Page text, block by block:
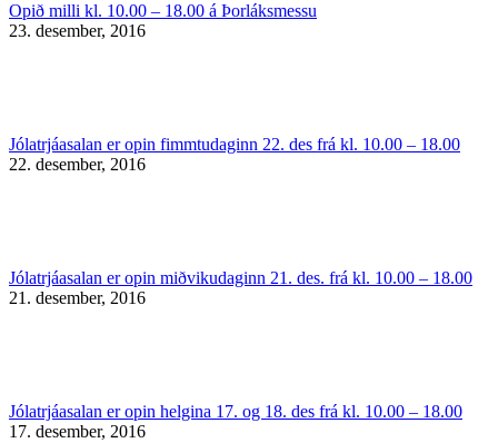
Opið milli kl. 10.00 – 18.00 á Þorláksmessu
23. desember, 2016
Jólatrjáasalan er opin fimmtudaginn 22. des frá kl. 10.00 – 18.00
22. desember, 2016
Jólatrjáasalan er opin miðvikudaginn 21. des. frá kl. 10.00 – 18.00
21. desember, 2016
Jólatrjáasalan er opin helgina 17. og 18. des frá kl. 10.00 – 18.00
17. desember, 2016